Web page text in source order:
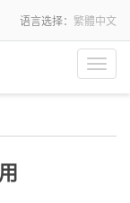
语言选择： 繁體中文